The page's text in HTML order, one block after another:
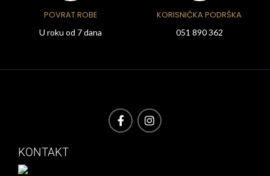
POVRAT ROBE
U roku od 7 dana
KORISNIČKA PODRŠKA
051 890 362
KONTAKT